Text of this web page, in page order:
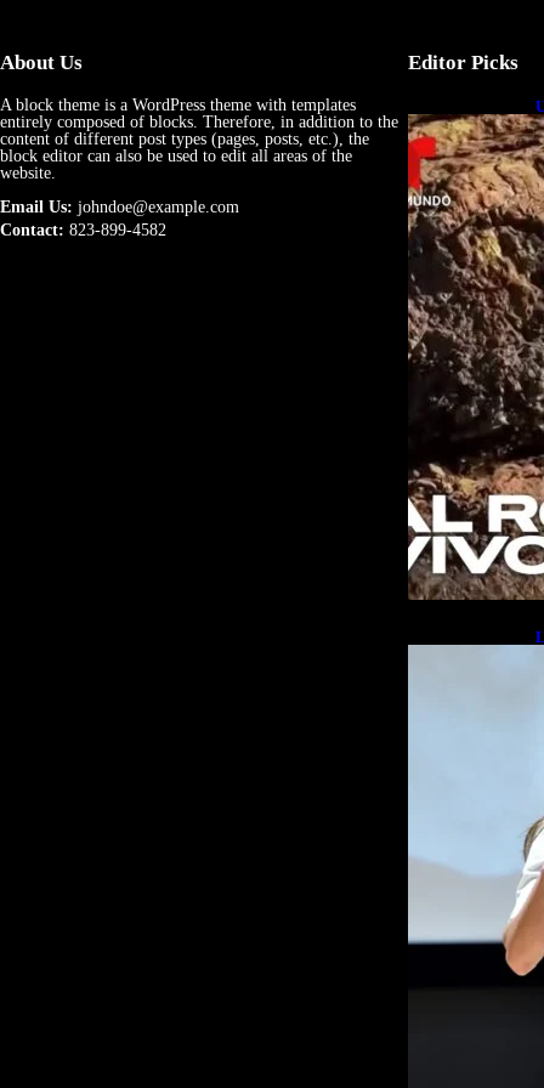
About Us
A block theme is a WordPress theme with templates
entirely composed of blocks. Therefore, in addition to the
content of different post types (pages, posts, etc.), the
block editor can also be used to edit all areas of the
website.
Email Us: johndoe@example.com
Contact: 823-899-4582
Editor Picks